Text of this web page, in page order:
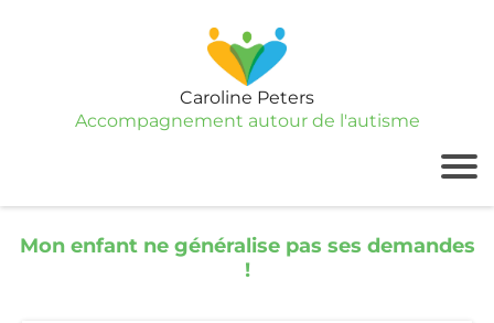
Caroline Peters
Accompagnement autour de l'autisme
Mon enfant ne généralise pas ses demandes
!